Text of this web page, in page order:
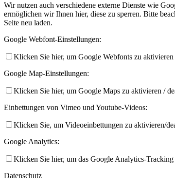
Wir nutzen auch verschiedene externe Dienste wie
ermöglichen wir Ihnen hier, diese zu sperren. Bitte
Seite neu laden.
Google Webfont-Einstellungen:
Klicken Sie hier, um Google Webfonts zu
Google Map-Einstellungen:
Klicken Sie hier, um Google Maps zu aktivieren /
Einbettungen von Vimeo und Youtube-Videos:
Klicken Sie, um Videoeinbettungen zu aktivieren/
Google Analytics:
Klicken Sie hier, um das Google Analytics-
Datenschutz